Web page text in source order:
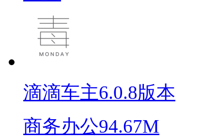
滴滴车主6.0.8版本
商务办公94.67M